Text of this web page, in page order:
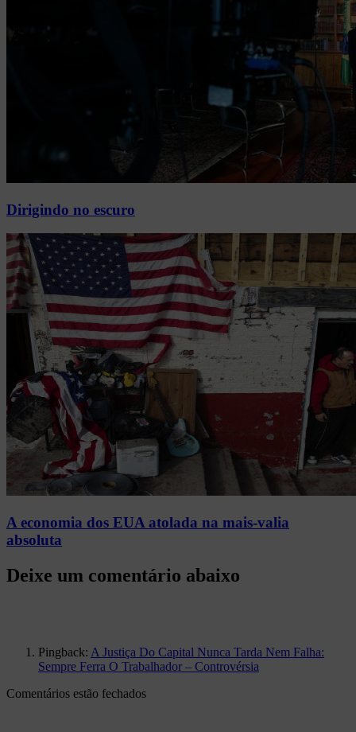
Dirigindo no escuro
A economia dos EUA atolada na mais-valia
absoluta
Pingback: A Justiça Do Capital Nunca Tarda Nem Falha:
Sempre Ferra O Trabalhador – Controvérsia
Comentários estão fechados